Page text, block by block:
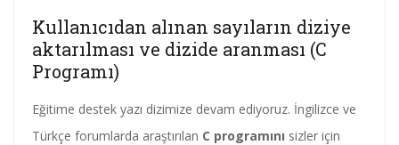
Kullanıcıdan alınan sayıların diziye
aktarılması ve dizide aranması (C
Programı)
Eğitime destek yazı dizimize devam ediyoruz. İngilizce ve
Türkçe forumlarda araştırılan C programını sizler için